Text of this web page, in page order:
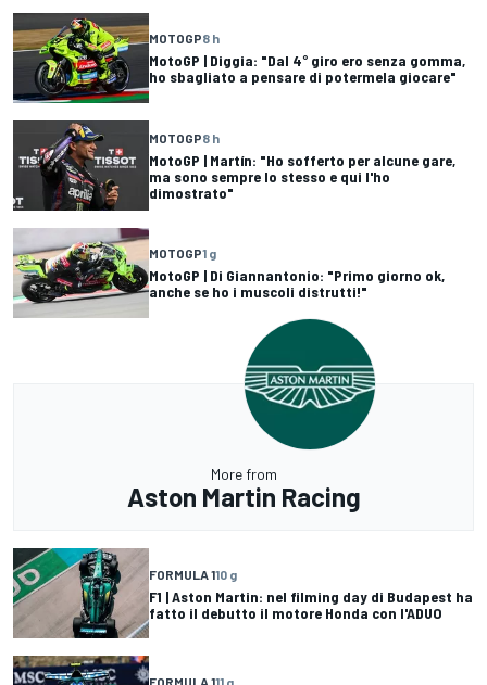
MOTOGP8 h
MotoGP | Diggia: "Dal 4° giro ero senza gomma,
ho sbagliato a pensare di potermela giocare"
MOTOGP8 h
MotoGP | Martín: "Ho sofferto per alcune gare,
ma sono sempre lo stesso e qui l'ho
dimostrato"
MOTOGP1 g
MotoGP | Di Giannantonio: "Primo giorno ok,
anche se ho i muscoli distrutti!"
More from
Aston Martin Racing
FORMULA 110 g
F1 | Aston Martin: nel filming day di Budapest ha
fatto il debutto il motore Honda con l'ADUO
FORMULA 111 g